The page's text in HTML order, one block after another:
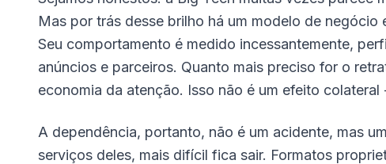
Mas por trás desse brilho há um modelo de
Seu comportamento é medido incessantemente,
anúncios e parceiros. Quanto mais preciso for o
economia da atenção. Isso não é um efeito colateral
A dependência, portanto, não é um acidente, mas
serviços deles, mais difícil fica sair. Formatos